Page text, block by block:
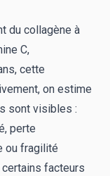
du collagène à
C,
cette
on estime
sont visibles :
perte
ou fragilité
facteurs